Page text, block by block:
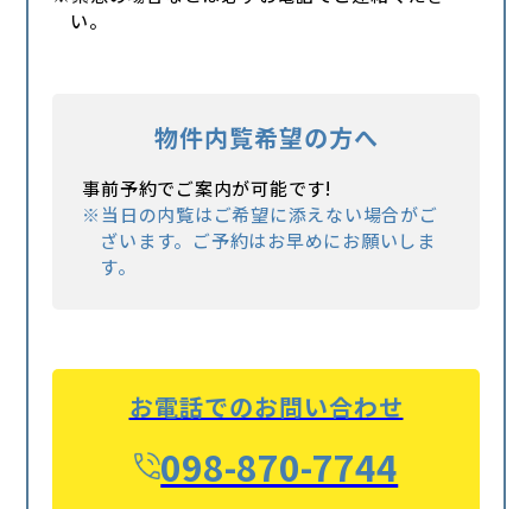
い。
物件内覧希望の方へ
事前予約でご案内が可能です!
※当日の内覧はご希望に添えない場合がご
ざいます。ご予約はお早めにお願いしま
す。
お電話でのお問い合わせ
098-870-7744